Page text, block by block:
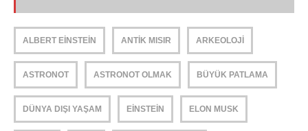
ALBERT EINSTEIN ANTIK MISIR ARKEOLOJI
ASTRONOT ASTRONOT OLMAK BÜYÜK PATLAMA
DÜNYA DIŞI YAŞAM EINSTEIN ELON MUSK